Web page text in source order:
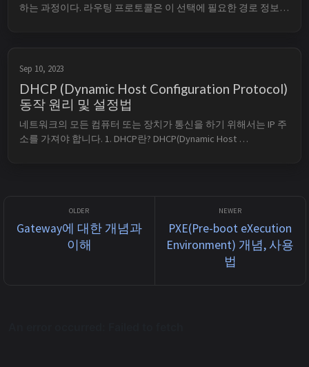
하는 과정이다. 라우팅 프로토콜은 이 선택에 필요한 경로 정보
Sep 10, 2023
DHCP (Dynamic Host Configuration Protocol)
동작 원리 및 설정법
네트워크의 모든 컴퓨터 또는 장치가 통신을 하기 위해서는 IP 주
소를 가져야 합니다. 1. DHCP란? DHCP(Dynamic Host
Gateway에 대한 개념과
이해
PXE(Pre-boot eXecution
Environment) 개념, 사용
법